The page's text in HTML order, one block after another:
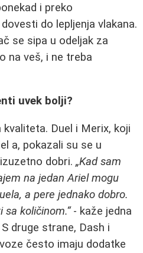
i preko
do lepljenja vlakana.
se sipa u odeljak za
na veš, i ne treba
uvek bolji?
kvaliteta. Duel i Merix, koji
a, pokazali su se u
dobri. „Kad sam
na jedan Ariel mogu
a pere jednako dobro.
količinom.“- kaže jedna
druge strane, Dash i
često imaju dodatke